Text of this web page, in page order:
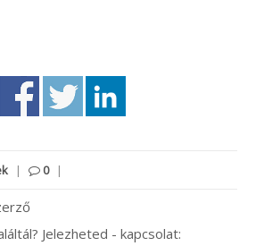
| 0 |
Jelezheted - kapcsolat: